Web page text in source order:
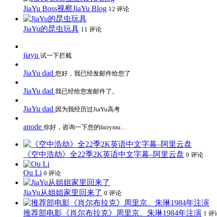
JiaYu Boss视察JiaYu Blog 12 评论
JiaYu的昆虫玩具 11 评论
jiayu 试一下拦截
JiaYu dad 您好，我已经发邮件给您了
JiaYu dad 我已经给您发邮件了。
JiaYu dad 因为我经历过JiaYu高考
anode 你好，咨询一下您的fairymu…
《空中浩劫》全22季2K英语中文字幕–阿里云盘 0 评论
Ou Li 0 评论
JiaYu从姐姐家里回来了 0 评论
推荐部电影《肖尔布拉克》周里京、朱琳1984年注演 1 评